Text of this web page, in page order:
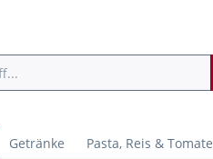
Getränke Pasta, Reis & Tomate